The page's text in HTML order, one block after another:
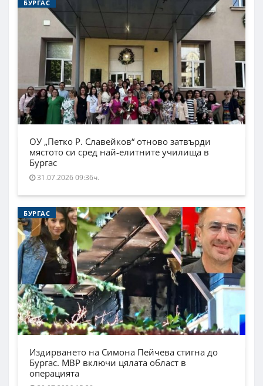
БУРГАС
ОУ „Петко Р. Славейков“ отново затвърди
мястото си сред най-елитните училища в
Бургас
31.07.2026 09:36ч.
БУРГАС
Издирването на Симона Пейчева стигна до
Бургас. МВР включи цялата област в
операцията